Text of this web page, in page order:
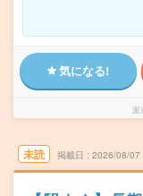
気になる!
派
未読 掲載日 2026/08/07